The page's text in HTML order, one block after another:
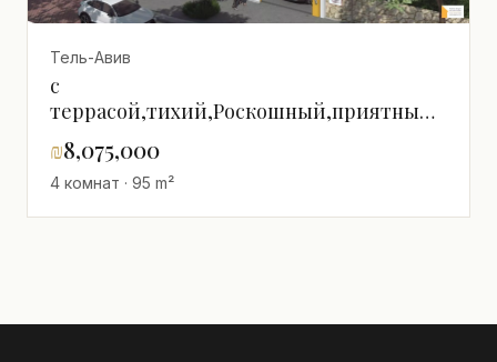
Тель-Авив
с
террасой,тихий,Роскошный,приятный,со
всеми
проект
₪8,075,000
4 комнат · 95 m²